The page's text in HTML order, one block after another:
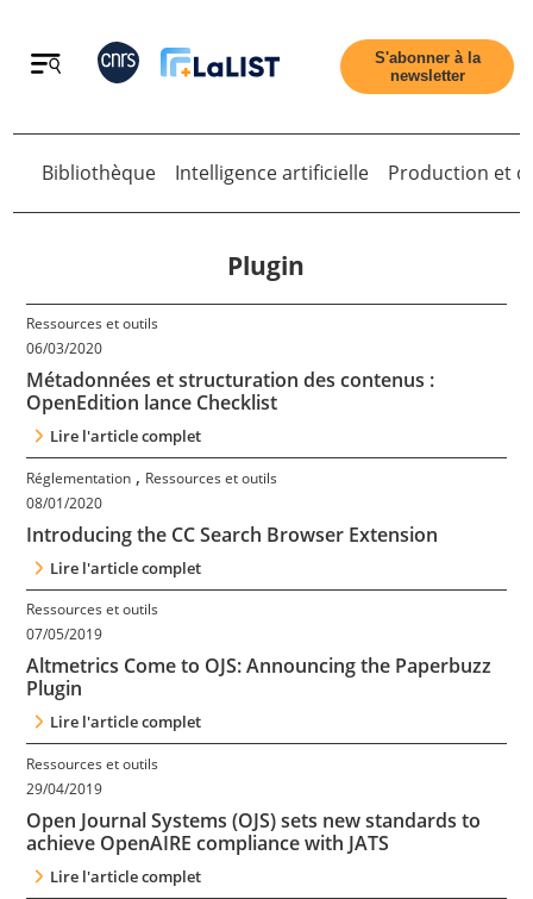
Retour
Accueil
Tous les articles
Qui sommes nous ?
Nous suivre
S'abonner à la
newsletter
Bibliothèque Intelligence artificielle Production et
Plugin
Ressources et outils
06/03/2020
Métadonnées et structuration des contenus :
OpenEdition lance Checklist
Lire l'article complet
Réglementation , Ressources et outils
08/01/2020
Introducing the CC Search Browser Extension
Lire l'article complet
Ressources et outils
07/05/2019
Altmetrics Come to OJS: Announcing the Paperbuzz
Plugin
Lire l'article complet
Ressources et outils
29/04/2019
Open Journal Systems (OJS) sets new standards to
achieve OpenAIRE compliance with JATS
Lire l'article complet